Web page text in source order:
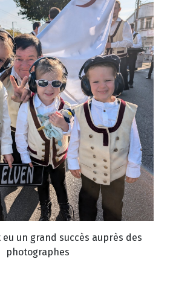
eu un grand succès auprès des
photographes